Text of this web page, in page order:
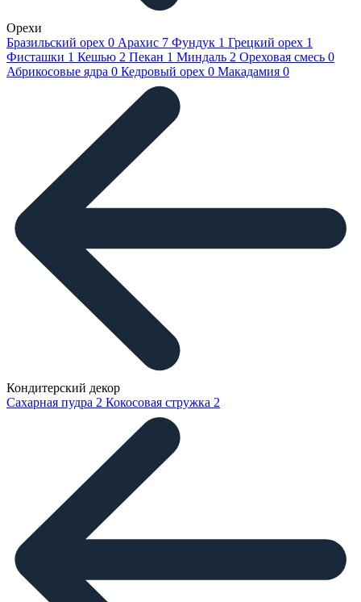
Орехи
Бразильский орех 0 Арахис 7 Фундук 1 Грецкий орех 1
Фисташки 1 Кешью 2 Пекан 1 Миндаль 2 Ореховая смесь 0
Абрикосовые ядра 0 Кедровый орех 0 Макадамия 0
Кондитерский декор
Сахарная пудра 2 Кокосовая стружка 2